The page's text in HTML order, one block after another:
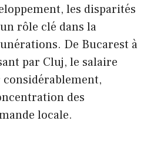
les disparités
rôle clé dans la
De Bucarest à
par Cluj, le salaire
des
locale.